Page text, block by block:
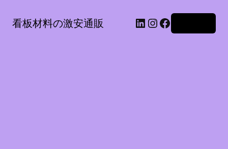
看板材料の激安通販 LinkedIn Instagram Facebook